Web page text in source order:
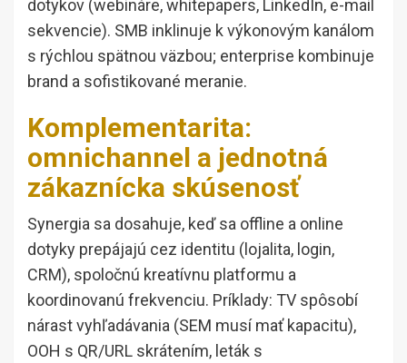
dotykov (webináre, whitepapers, LinkedIn, e-mail
sekvencie). SMB inklinuje k výkonovým kanálom
s rýchlou spätnou väzbou; enterprise kombinuje
brand a sofistikované meranie.
Komplementarita:
omnichannel a jednotná
zákaznícka skúsenosť
Synergia sa dosahuje, keď sa offline a online
dotyky prepájajú cez identitu (lojalita, login,
CRM), spoločnú kreatívnu platformu a
koordinovanú frekvenciu. Príklady: TV spôsobí
nárast vyhľadávania (SEM musí mať kapacitu),
OOH s QR/URL skrátením, leták s